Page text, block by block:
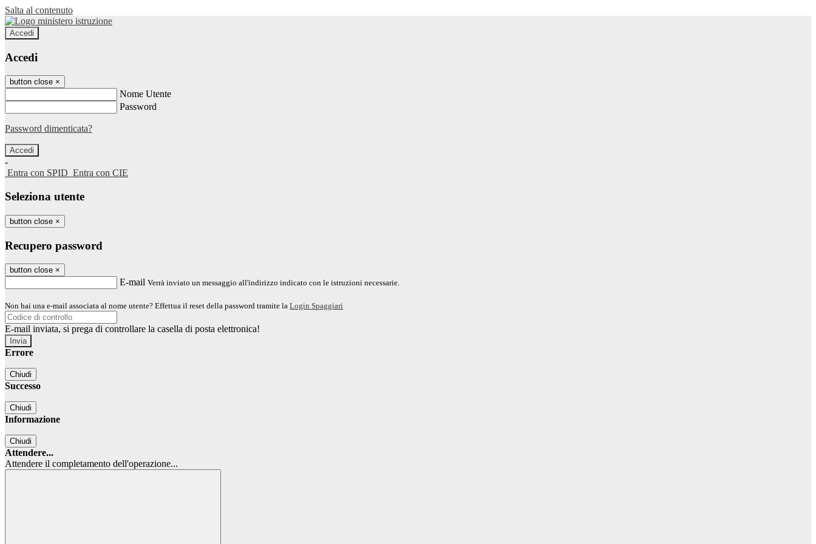
Salta al contenuto
Accedi
Accedi
button close ×
Nome Utente
Password
Password dimenticata?
-
Entra con SPID Entra con CIE
Seleziona utente
button close ×
Recupero password
button close ×
E-mail Verrà inviato un messaggio all'indirizzo indicato con le istruzioni necessarie.
Non hai una e-mail associata al nome utente? Effettua il reset della password tramite la Login Spaggiari
E-mail inviata, si prega di controllare la casella di posta elettronica!
Errore
Chiudi
Successo
Chiudi
Informazione
Chiudi
Attendere...
Attendere il completamento dell'operazione...